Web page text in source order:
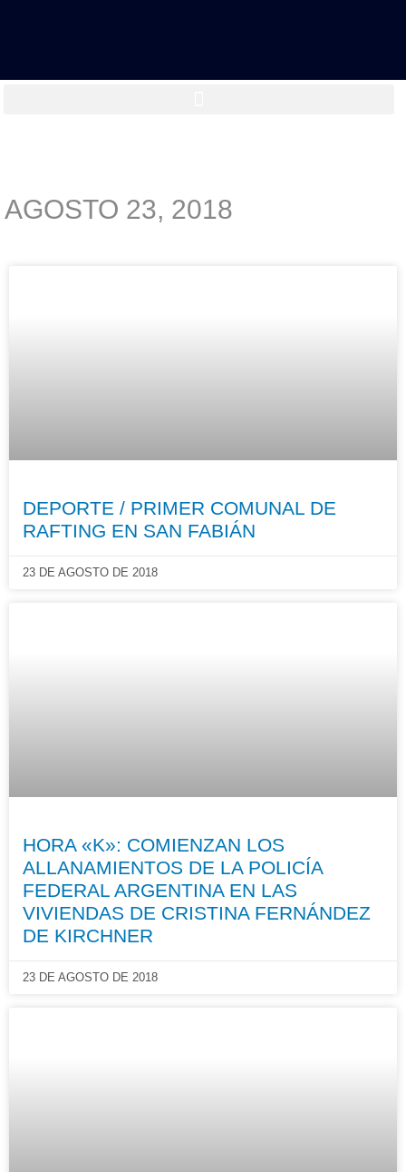
AGOSTO 23, 2018
DEPORTE / PRIMER COMUNAL DE
RAFTING EN SAN FABIÁN
23 DE AGOSTO DE 2018
HORA «K»: COMIENZAN LOS
ALLANAMIENTOS DE LA POLICÍA
FEDERAL ARGENTINA EN LAS
VIVIENDAS DE CRISTINA FERNÁNDEZ
DE KIRCHNER
23 DE AGOSTO DE 2018